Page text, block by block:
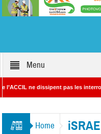
Menu
dissipent pas les
Home